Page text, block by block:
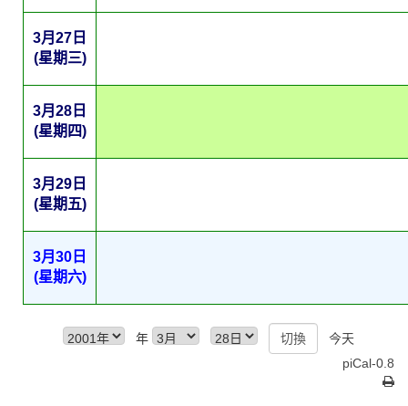
3月27日
(星期三)
3月28日
(星期四)
3月29日
(星期五)
3月30日
(星期六)
年
今天
piCal-0.8